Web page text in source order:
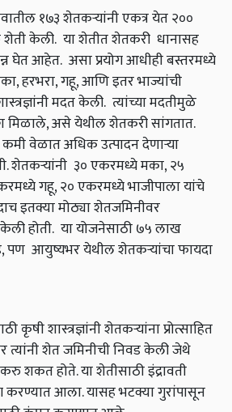
१७३ शेतकऱ्यांनी एकत्र येत २००
केली. या शेतीत शेतकरी धानासह
घेत आहेत. असा प्रयोग आधीही बस्तरमध्ये
हरभरा, गहू, आणि इतर भाज्यांची
मदत केली. त्यांच्या मदतीमुळे
मिळाले, असे येथील शेतकरी सांगतात.
कमी वेळात अधिक उत्पादन देणाऱ्या
शेतकऱ्यांनी ३० एकरमध्ये मका, २५
गहू, २० एकरमध्ये भाजीपाला यांचे
इतक्या मोठ्या शेतजमिनीवर
होती. या योजनेसाठी ७५ लाख
पण आयुष्यभर येथील शेतकऱ्यांचा फायदा
कृषी शास्त्रज्ञांनी शेतकऱ्यांना प्रोत्साहित
त्यांनी शेत जमिनीची निवड केली जेथे
शकत होते. या शेतीसाठी इंद्रावती
करण्यात आला. यासह भटक्या गुरांपासून